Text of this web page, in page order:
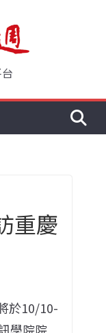
重慶
於10/10-